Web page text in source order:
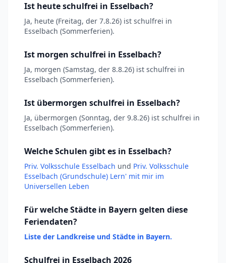
Ist heute schulfrei in Esselbach?
Ja, heute (Freitag, der 7.8.26) ist schulfrei in
Esselbach (Sommerferien).
Ist morgen schulfrei in Esselbach?
Ja, morgen (Samstag, der 8.8.26) ist schulfrei in
Esselbach (Sommerferien).
Ist übermorgen schulfrei in Esselbach?
Ja, übermorgen (Sonntag, der 9.8.26) ist schulfrei in
Esselbach (Sommerferien).
Welche Schulen gibt es in Esselbach?
Priv. Volksschule Esselbach und Priv. Volksschule
Esselbach (Grundschule) Lern' mit mir im
Universellen Leben
Für welche Städte in Bayern gelten diese
Feriendaten?
Liste der Landkreise und Städte in Bayern.
Schulfrei in Esselbach 2026